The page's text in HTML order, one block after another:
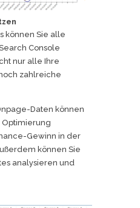
können Sie alle
Console
nur alle Ihre
zahlreiche
Daten können
Gewinn in der
können Sie
analysieren und